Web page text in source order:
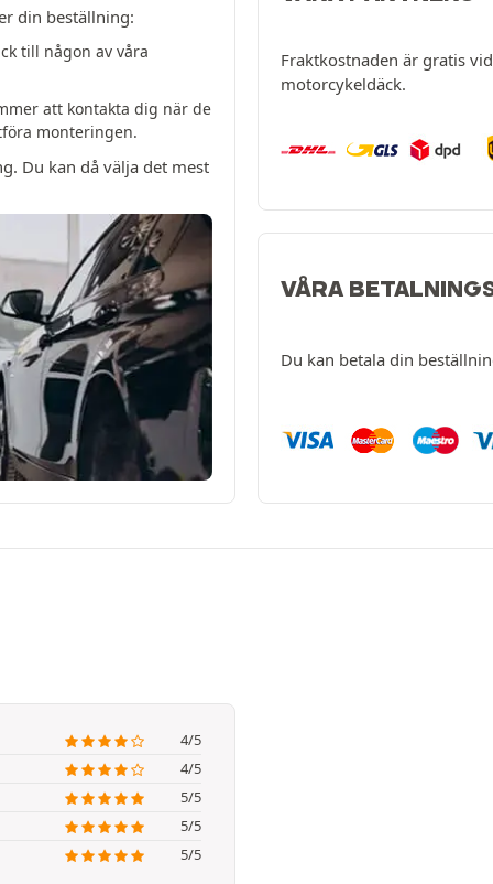
din beställning:
till någon av våra
att kontakta dig när de
monteringen.
Du kan då välja det mest
Fraktkostnaden är gratis
motorcykeldäck.
VÅRA
Du kan betala din
4/5
4/5
5/5
5/5
5/5